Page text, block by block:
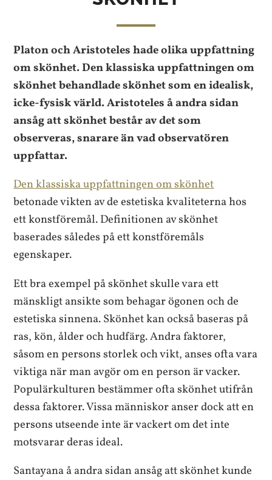
Platon och Aristoteles hade olika uppfattning
om skönhet. Den klassiska uppfattningen om
skönhet behandlade skönhet som en idealisk,
icke-fysisk värld. Aristoteles å andra sidan
ansåg att skönhet består av det som
observeras, snarare än vad observatören
uppfattar.
Den klassiska uppfattningen om skönhet
betonade vikten av de estetiska kvaliteterna hos
ett konstföremål. Definitionen av skönhet
baserades således på ett konstföremåls
egenskaper.
Ett bra exempel på skönhet skulle vara ett
mänskligt ansikte som behagar ögonen och de
estetiska sinnena. Skönhet kan också baseras på
ras, kön, ålder och hudfärg. Andra faktorer,
såsom en persons storlek och vikt, anses ofta vara
viktiga när man avgör om en person är vacker.
Populärkulturen bestämmer ofta skönhet utifrån
dessa faktorer. Vissa människor anser dock att en
persons utseende inte är vackert om det inte
motsvarar deras ideal.
Santayana å andra sidan ansåg att skönhet kunde